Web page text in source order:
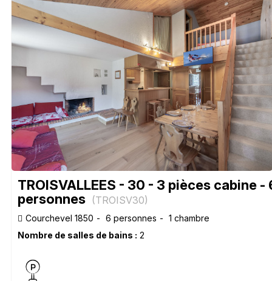
TROISVALLEES - 30 - 3 pièces cabine -
personnes (TROISV30)
Courchevel 1850 6 personnes
1 chambre
Nombre de salles de bains : 2